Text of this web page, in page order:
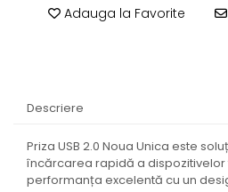
Adauga la Favorite
Descriere
Priza USB 2.0 Noua Unica este
încărcarea rapidă a
performanța excelentă cu un